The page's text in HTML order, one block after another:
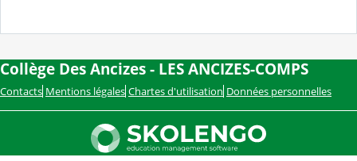
Collège Des Ancizes - LES ANCIZES-COMPS
Contacts Mentions légales Chartes d'utilisation Données personnelles